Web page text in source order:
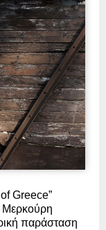
Greece”
Μερκούρη
παράσταση